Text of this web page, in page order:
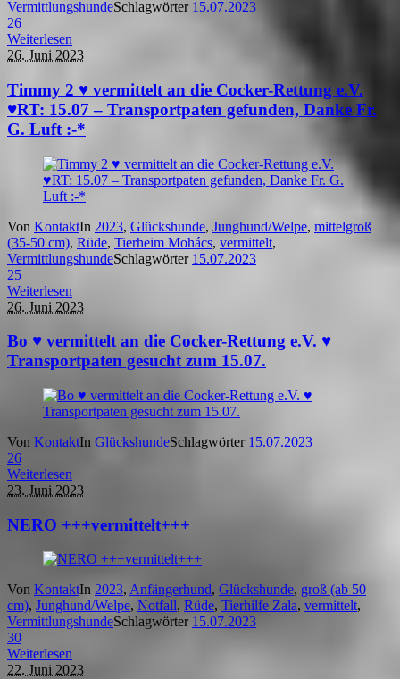
VermittlungshundeSchlagwörter 15.07.2023
26
Weiterlesen
26. Juni 2023
Timmy 2 ♥ vermittelt an die Cocker-Rettung e.V.
♥RT: 15.07 – Transportpaten gefunden, Danke Fr.
G. Luft :-*
Von KontaktIn 2023, Glückshunde, Junghund/Welpe, mittelgroß
(35-50 cm), Rüde, Tierheim Mohács, vermittelt,
VermittlungshundeSchlagwörter 15.07.2023
25
Weiterlesen
26. Juni 2023
Bo ♥ vermittelt an die Cocker-Rettung e.V. ♥
Transportpaten gesucht zum 15.07.
Von KontaktIn GlückshundeSchlagwörter 15.07.2023
26
Weiterlesen
23. Juni 2023
NERO +++vermittelt+++
Von KontaktIn 2023, Anfängerhund, Glückshunde, groß (ab 50
cm), Junghund/Welpe, Notfall, Rüde, Tierhilfe Zala, vermittelt,
VermittlungshundeSchlagwörter 15.07.2023
30
Weiterlesen
22. Juni 2023